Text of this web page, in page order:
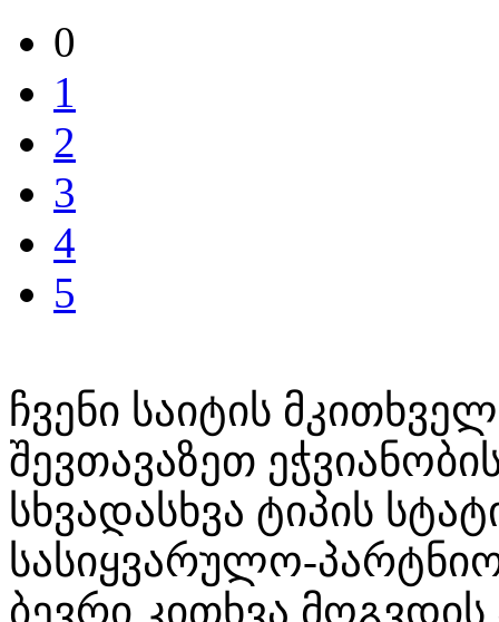
0
1
2
3
4
5
ჩვენი საიტის
შევთავაზეთ
სხვადასხვა ტიპის
სასიყვარულო-
ბევრი კითხვა